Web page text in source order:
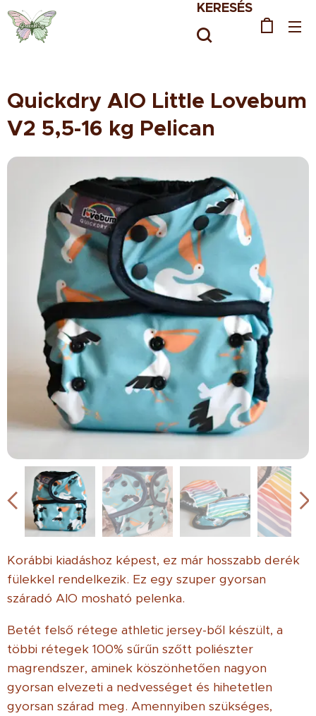
KERESÉS
Quickdry AIO Little Lovebum
V2 5,5-16 kg Pelican
Korábbi kiadáshoz képest, ez már hosszabb derék
fülekkel rendelkezik. Ez egy szuper gyorsan
száradó AIO mosható pelenka.
Betét felső rétege athletic jersey-ből készült, a
többi rétegek 100% sűrűn szőtt poliészter
magrendszer, aminek köszönhetően nagyon
gyorsan elvezeti a nedvességet és hihetetlen
gyorsan szárad meg. Amennyiben szükséges,